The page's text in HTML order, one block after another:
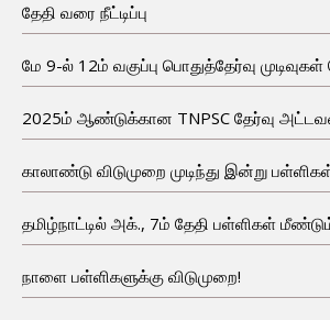
தேதி வரை நீட்டிப்பு
மே 9-ல் 12ம் வகுப்பு பொதுத்தேர்வு
2025ம் ஆண்டுக்கான TNPSC தேர்வு
காலாண்டு விடுமுறை முடிந்து இன்று பள்ளிகள்
தமிழ்நாட்டில் அக்., 7ம் தேதி பள்ளிகள்
நாளை பள்ளிகளுக்கு விடுமுறை!